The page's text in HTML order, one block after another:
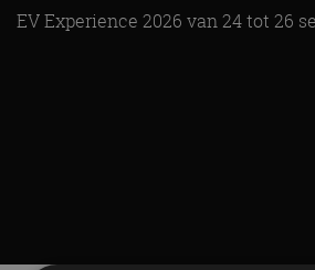
EV Experience 2026 van 24 tot 26